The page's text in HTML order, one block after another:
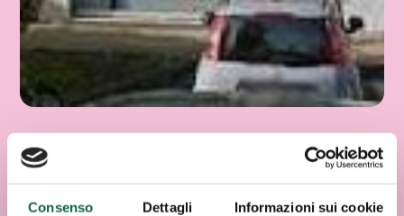
Consenso Dettagli Informazioni sui cookie